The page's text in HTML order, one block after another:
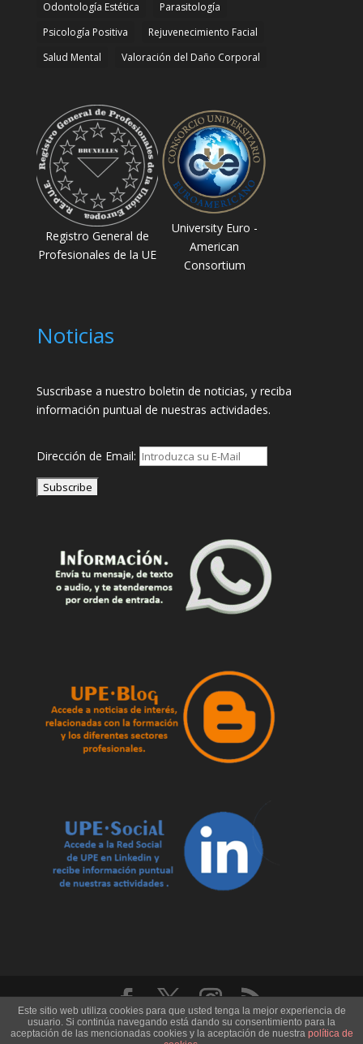
Odontología Estética
Parasitología
Psicología Positiva
Rejuvenecimiento Facial
Salud Mental
Valoración del Daño Corporal
Registro General de
Profesionales de la UE
University Euro -
American
Consortium
Noticias
Suscribase a nuestro boletin de noticias, y reciba
información puntual de nuestras actividades.
Dirección de Email:
U.P.E. Universidad de los Pueblos de Europa - Record
Este sitio web utiliza cookies para que usted tenga la mejor experiencia de
usuario. Si continúa navegando está dando su consentimiento para la
aceptación de las mencionadas cookies y la aceptación de nuestra política de